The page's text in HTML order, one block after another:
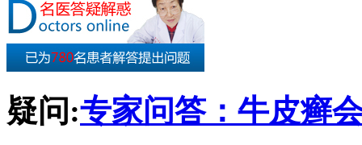
疑问:专家问答：牛皮癣